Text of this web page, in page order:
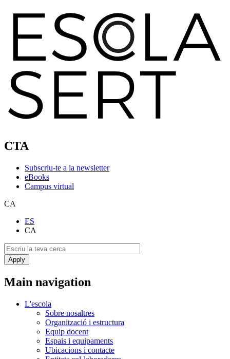
CTA
Subscriu-te a la newsletter
eBooks
Campus virtual
CA
ES
CA
Main navigation
L'escola
Sobre nosaltres
Organització i estructura
Equip docent
Espais i equipaments
Ubicacions i contacte